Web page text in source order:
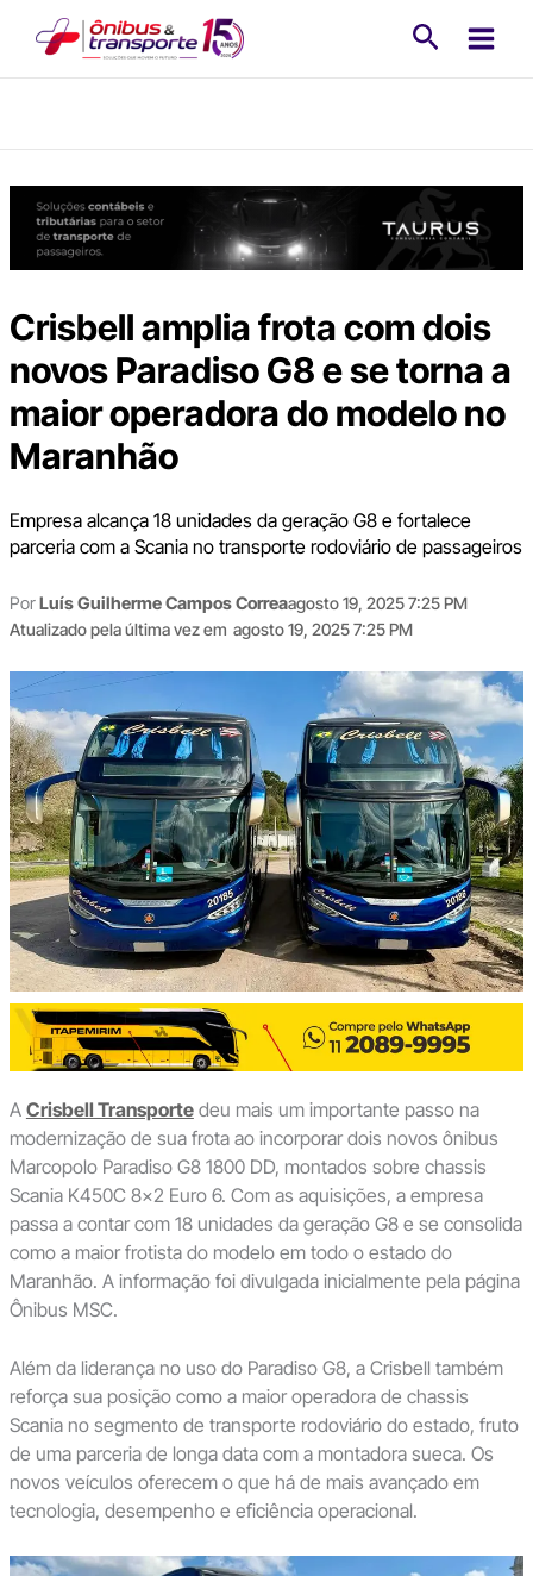
Crisbell amplia frota com dois
novos Paradiso G8 e se torna a
maior operadora do modelo no
Maranhão
Empresa alcança 18 unidades da geração G8 e fortalece
parceria com a Scania no transporte rodoviário de passageiros
PorLuís Guilherme Campos Correaagosto 19, 2025 7:25 PM
Atualizado pela última vez em agosto 19, 2025 7:25 PM
A Crisbell Transportedeu mais um importante passo na
modernização de sua frota ao incorporar dois novos ônibus
Marcopolo Paradiso G8 1800 DD, montados sobre chassis
Scania K450C 8×2 Euro 6. Com as aquisições, a empresa
passa a contar com 18 unidades da geração G8 e se consolida
como a maior frotista do modelo em todo o estado do
Maranhão. A informação foi divulgada inicialmente pela página
Ônibus MSC.
Além da liderança no uso do Paradiso G8, a Crisbell também
reforça sua posição como a maior operadora de chassis
Scania no segmento de transporte rodoviário do estado, fruto
de uma parceria de longa data com a montadora sueca. Os
novos veículos oferecem o que há de mais avançado em
tecnologia, desempenho e eficiência operacional.